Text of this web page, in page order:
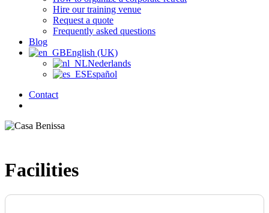
Hire our training venue
Request a quote
Frequently asked questions
Blog
English (UK)
Nederlands
Español
Contact
Facilities